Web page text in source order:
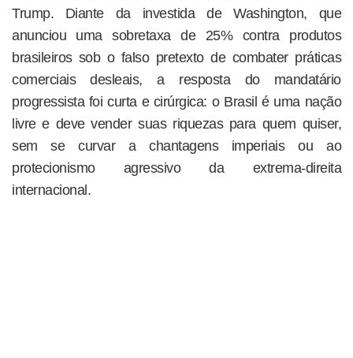
Trump. Diante da investida de Washington, que
anunciou uma sobretaxa de 25% contra produtos
brasileiros sob o falso pretexto de combater práticas
comerciais desleais, a resposta do mandatário
progressista foi curta e cirúrgica: o Brasil é uma nação
livre e deve vender suas riquezas para quem quiser,
sem se curvar a chantagens imperiais ou ao
protecionismo agressivo da extrema-direita
internacional.